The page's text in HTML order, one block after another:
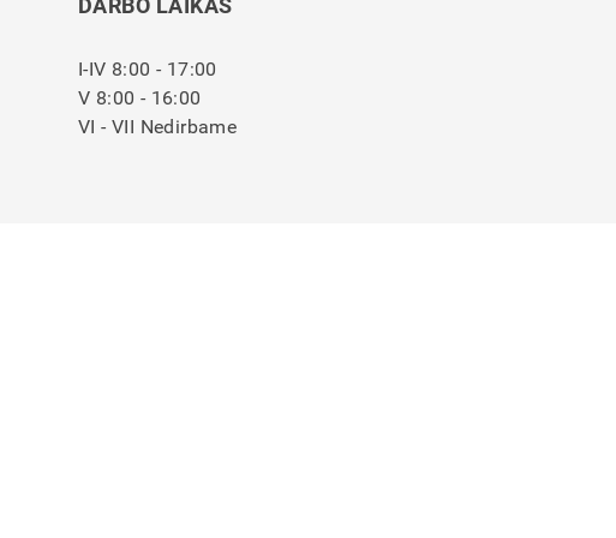
DARBO LAIKAS
I-IV 8:00 - 17:00
V 8:00 - 16:00
VI - VII Nedirbame